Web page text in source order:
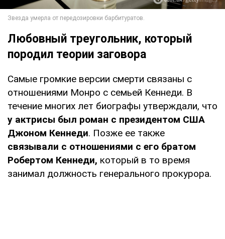
Любовный треугольник, который
породил теории заговора
Самые громкие версии смерти связаны с
отношениями Монро с семьей Кеннеди. В
течение многих лет биографы утверждали, что
у актрисы был роман с президентом США
Джоном Кеннеди. Позже ее также
связывали с отношениями с его братом
Робертом Кеннеди, который в то время
занимал должность генерального прокурора.